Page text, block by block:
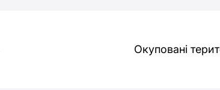
Окуповані